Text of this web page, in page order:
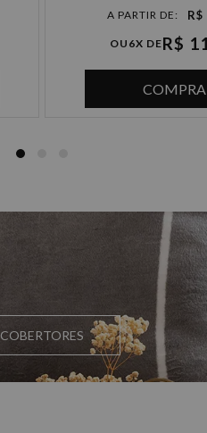
OU 6X DER$
COBERTORES